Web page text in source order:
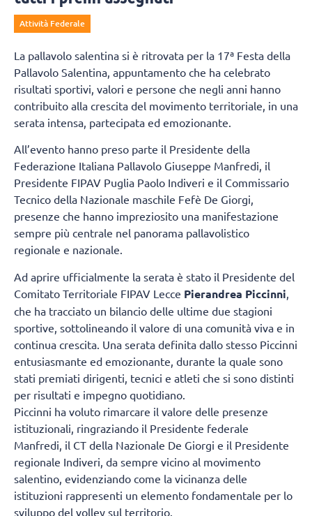
Attività Federale
La pallavolo salentina si è ritrovata per la 17ª Festa della
Pallavolo Salentina, appuntamento che ha celebrato
risultati sportivi, valori e persone che negli anni hanno
contribuito alla crescita del movimento territoriale, in una
serata intensa, partecipata ed emozionante.
All’evento hanno preso parte il Presidente della
Federazione Italiana Pallavolo Giuseppe Manfredi, il
Presidente FIPAV Puglia Paolo Indiveri e il Commissario
Tecnico della Nazionale maschile Fefè De Giorgi,
presenze che hanno impreziosito una manifestazione
sempre più centrale nel panorama pallavolistico
regionale e nazionale.
Ad aprire ufficialmente la serata è stato il Presidente del
Comitato Territoriale FIPAV Lecce Pierandrea Piccinni
che ha tracciato un bilancio delle ultime due stagioni
sportive, sottolineando il valore di una comunità viva e in
continua crescita. Una serata definita dallo stesso Piccinni
entusiasmante ed emozionante, durante la quale sono
stati premiati dirigenti, tecnici e atleti che si sono distinti
per risultati e impegno quotidiano.
Piccinni ha voluto rimarcare il valore delle presenze
istituzionali, ringraziando il Presidente federale
Manfredi, il CT della Nazionale De Giorgi e il Presidente
regionale Indiveri, da sempre vicino al movimento
salentino, evidenziando come la vicinanza delle
istituzioni rappresenti un elemento fondamentale per lo
sviluppo del volley sul territorio.